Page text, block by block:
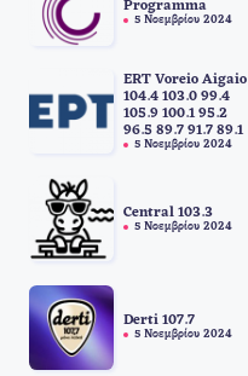
Programma
5 Νοεμβρίου 2024
ERT Voreio Aigaio
104.4 103.0 99.4
105.9 100.1 95.2
96.5 89.7 91.7 89.1
5 Νοεμβρίου 2024
Central 103.3
5 Νοεμβρίου 2024
Derti 107.7
5 Νοεμβρίου 2024